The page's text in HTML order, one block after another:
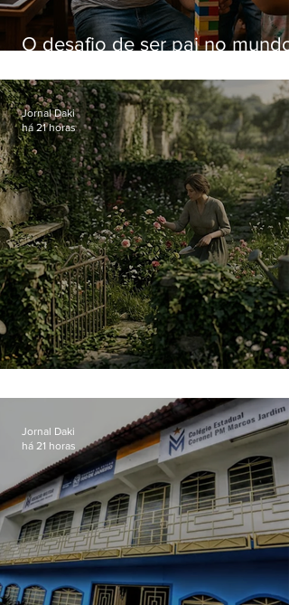
O desafio de ser pai no mundo
Jornal Daki
há 21 horas
Jornal Daki
há 21 horas